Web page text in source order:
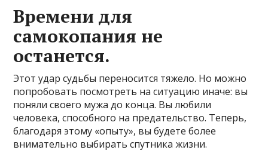
Времени для
самокопания не
останется.
Этот удар судьбы переносится тяжело. Но можно
попробовать посмотреть на ситуацию иначе: вы
поняли своего мужа до конца. Вы любили
человека, способного на предательство. Теперь,
благодаря этому «опыту», вы будете более
внимательно выбирать спутника жизни.